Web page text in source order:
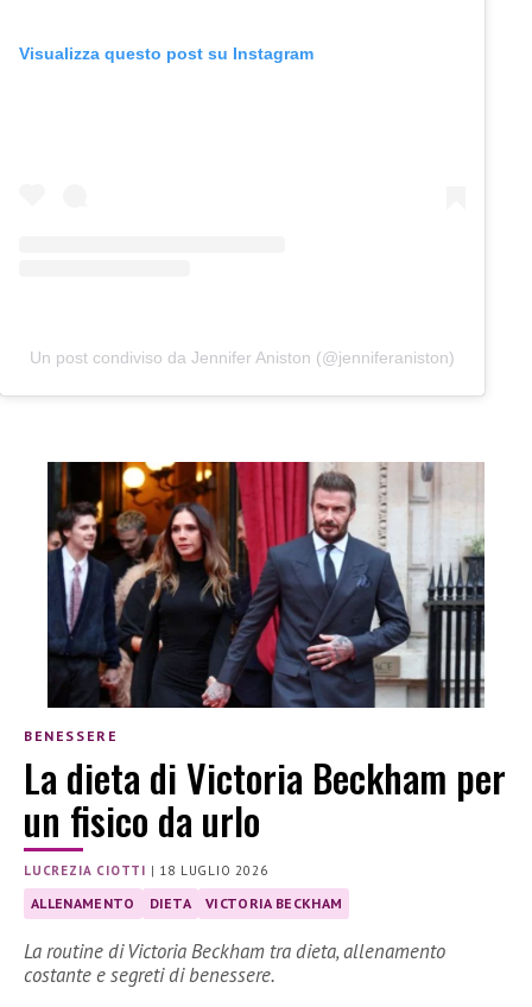
Visualizza questo post su Instagram
Un post condiviso da Jennifer Aniston (@jenniferaniston)
BENESSERE
La dieta di Victoria Beckham per
un fisico da urlo
LUCREZIA CIOTTI | 18 LUGLIO 2026
ALLENAMENTO DIETA VICTORIA BECKHAM
La routine di Victoria Beckham tra dieta, allenamento
costante e segreti di benessere.